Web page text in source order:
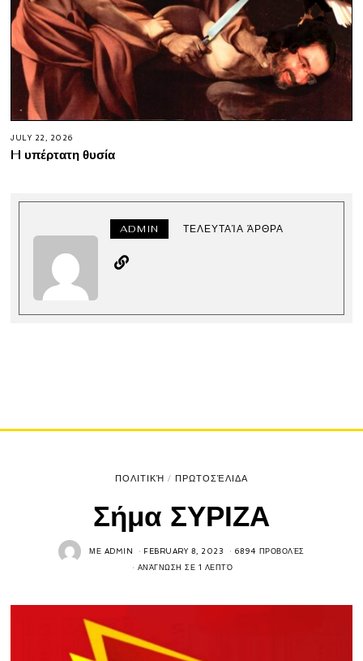
JULY 22, 2026
H υπέρτατη θυσία
ADMIN ΤΕΛΕΥΤΑΊΑ ΆΡΘΡΑ
ΠΟΛΙΤΙΚΉ / ΠΡΩΤΟΣΈΛΙΔΑ
Σήμα ΣΥΡΙΖΑ
ΜΕ ADMIN FEBRUARY 8, 2023 6894 ΠΡΟΒΟΛΈΣ
ΑΝΆΓΝΩΣΗ ΣΕ 1 ΛΕΠΤΌ